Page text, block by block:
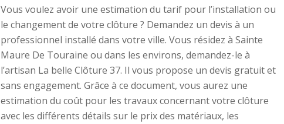
Vous voulez avoir une estimation du tarif pour l’installation ou
le changement de votre clôture ? Demandez un devis à un
professionnel installé dans votre ville. Vous résidez à Sainte
Maure De Touraine ou dans les environs, demandez-le à
l’artisan La belle Clôture 37. Il vous propose un devis gratuit et
sans engagement. Grâce à ce document, vous aurez une
estimation du coût pour les travaux concernant votre clôture
avec les différents détails sur le prix des matériaux, les